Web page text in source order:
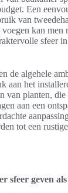
Een
van
kan men
sfeer
de algehele
aan het
van planten, die
aan een
tot een
sfeer geven als